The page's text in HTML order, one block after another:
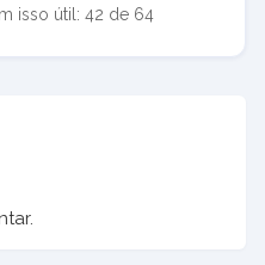
isso útil: 42 de 64